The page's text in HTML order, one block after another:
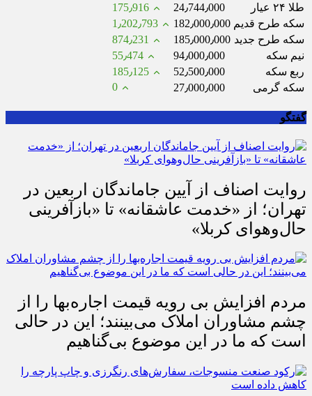
طلا ۲۴ عیار
24٫744٫000
175٫916
سکه طرح قدیم 182٫000٫000
1٫202٫793
سکه طرح جدید 185٫000٫000
874٫231
نیم سکه
94٫000٫000
55٫474
ربع سکه
52٫500٫000
185٫125
سکه گرمی
27٫000٫000 0
گفتگو
روایت اصناف از آیین جاماندگان اربعین در
تهران؛ از «خدمت عاشقانه» تا «بازآفرینی
حال‌وهوای کربلا»
مردم افزایش بی رویه قیمت اجاره‌بها را از
چشم مشاوران املاک می‌بینند؛ این در حالی
است که ما در این موضوع بی‌گناهیم